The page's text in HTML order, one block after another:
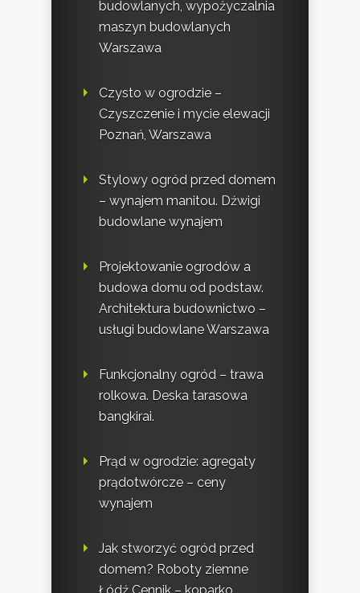
budowlanych, wypożyczalnia
maszyn budowlanych
Warszawa
Czysto w ogrodzie –
Czyszczenie i mycie elewacji
Poznań, Warszawa
Stylowy ogród przed domem
– wynajem manitou. Dźwigi
budowlane wynajem
Projektowanie ogrodów a
budowa domu od podstaw.
Architektura budownictwo –
usługi budowlane Warszawa
Funkcjonalny ogród – trawa
rolkowa. Deska tarasowa
bangkirai.
Prąd w ogrodzie: agregaty
prądotwórcze – ceny
wynajem
Jak stworzyć ogród przed
domem? Roboty ziemne